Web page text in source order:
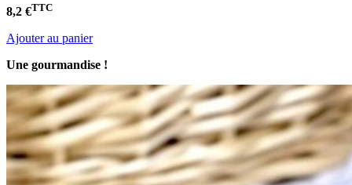
8,2 €TTC
Ajouter au panier
Une gourmandise !